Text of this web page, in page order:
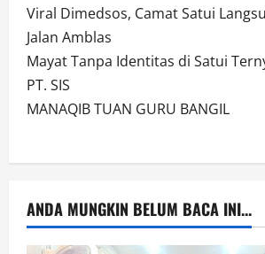
Viral Dimedsos, Camat Satui
Jalan Amblas
Mayat Tanpa Identitas di Satui
PT. SIS
MANAQIB TUAN GURU BANGIL
ANDA MUNGKIN BELUM BACA INI...